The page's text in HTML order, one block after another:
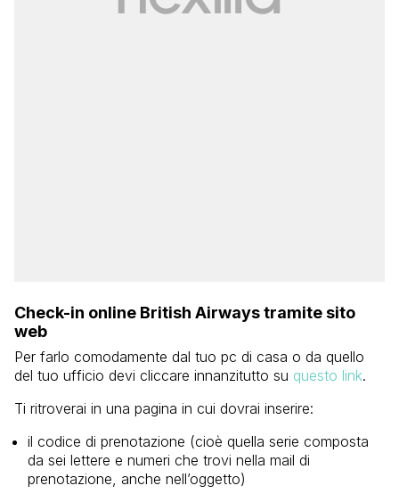
Check-in online British Airways tramite sito
web
Per farlo comodamente dal tuo pc di casa o da quello
del tuo ufficio devi cliccare innanzitutto su questo link.
Ti ritroverai in una pagina in cui dovrai inserire:
il codice di prenotazione (cioè quella serie composta
da sei lettere e numeri che trovi nella mail di
prenotazione, anche nell’oggetto)